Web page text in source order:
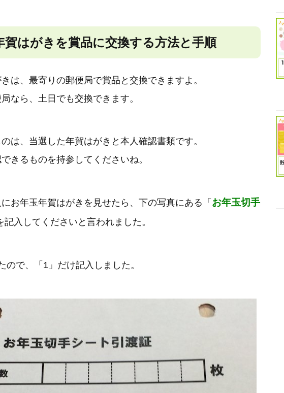
賀はがきを賞品に交換する方法と手順
は、最寄りの郵便局で賞品と交換できますよ。
なら、土日でも交換できます。
は、当選した年賀はがきと本人確認書類です。
きるものを持参してくださいね。
お年玉年賀はがきを見せたら、下の写真にある「 お年玉切手
記入してくださいと言われました。
ので、「1」だけ記入しました。